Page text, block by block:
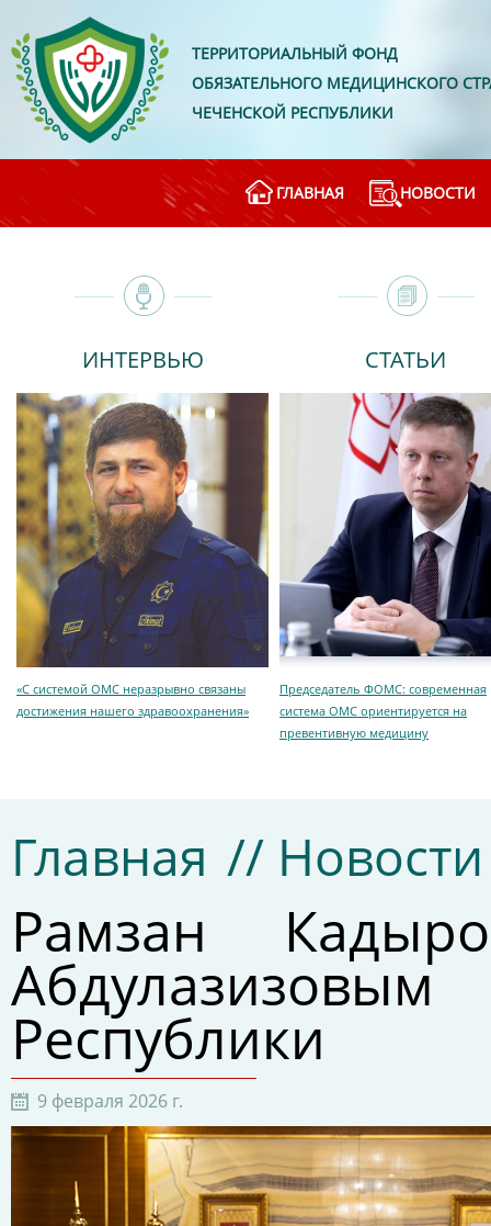
ТЕРРИТОРИАЛЬНЫЙ ФОНД
ОБЯЗАТЕЛЬНОГО МЕДИЦИНСКОГО
ЧЕЧЕНСКОЙ РЕСПУБЛИКИ
ГЛАВНАЯ НОВОСТИ
ИНТЕРВЬЮ СТАТЬИ
«С системой ОМС неразрывно связаны
достижения нашего здравоохранения»
Председатель ФОМС: современная
система ОМС ориентируется на
превентивную медицину
Главная // Новости
Рамзан
Республики
9 февраля 2026 г.